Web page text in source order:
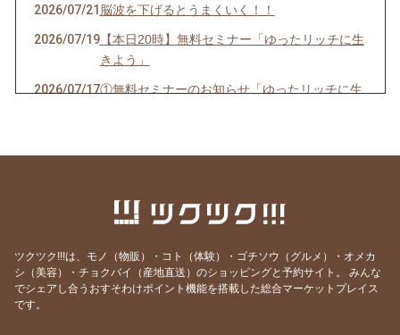
2026/07/21 脳波を下げるとうまくいく！！
2026/07/19【本日20時】無料セミナー「ゆったリッチに生
きよう」
2026/07/17①無料セミナーのお知らせ「ゆったリッチに生
験中！！
当？？
化」
2026/06/21運命の出会い！モテ期到来！！をキャンサータ
ツクツク!!!は、モノ（物販）・コト（体験）・ゴチソウ（グルメ）・オメカ
シ（美容）・チョクバイ（産地直送）のショッピングと予約サイト。
みんな
でシェアし合うおすそわけポイント機能を搭載した総合マーケットプレイス
です。